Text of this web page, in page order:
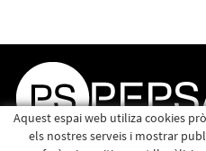
Aquest espai web utiliza cookies
els nostres serveis i mostrar